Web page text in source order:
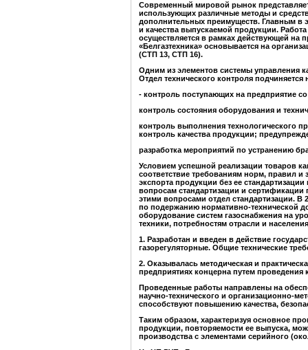
Современный мировой рынок
использующих различные методы и
дополнительных преимуществ. Главным в
и качества выпускаемой продукции.
осуществляется в рамках действующей на
«Белгазтехника» основывается на
(СТП 13, СТП 16).
Одним из элементов системы управления
Отдел технического контроля
- контроль поступающих на предприятие
контроль состояния оборудования и
контроль выполнения технологического
контроль качества продукции;
разработка мероприятий по устранению
Условием успешной реализации товаров
соответствие требованиям норм, правил
экспорта продукции без ее стандартизации
вопросам стандартизации и
этими вопросами отдел стандартизации. В
по подержанию нормативно-технической
оборудование систем газоснабжения на
техники, потребностям отрасли и
1. Разработан и введен в действие
газорегуляторные. Общие технические
2. Оказывалась методическая и
предприятиях концерна путем
Проведенные работы направлены на
научно-технического и организационно-
способствуют повышению качества, безо
Таким образом, характеризуя основное
продукции, повторяемости ее выпуска,
производства с элементами серийного